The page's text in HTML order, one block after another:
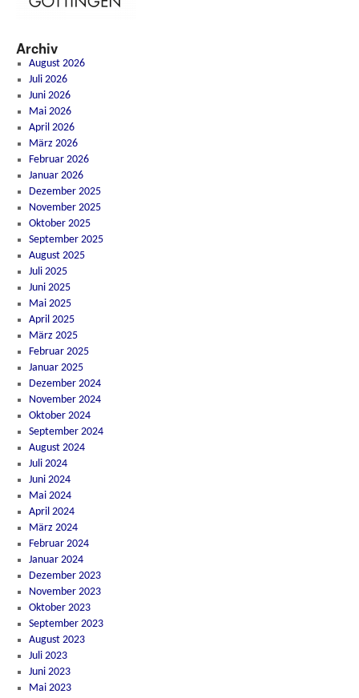
Archiv
August 2026
Juli 2026
Juni 2026
Mai 2026
April 2026
März 2026
Februar 2026
Januar 2026
Dezember 2025
November 2025
Oktober 2025
September 2025
August 2025
Juli 2025
Juni 2025
Mai 2025
April 2025
März 2025
Februar 2025
Januar 2025
Dezember 2024
November 2024
Oktober 2024
September 2024
August 2024
Juli 2024
Juni 2024
Mai 2024
April 2024
März 2024
Februar 2024
Januar 2024
Dezember 2023
November 2023
Oktober 2023
September 2023
August 2023
Juli 2023
Juni 2023
Mai 2023